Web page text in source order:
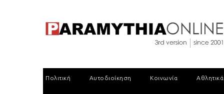
Πολιτική Αυτοδιοίκηση Κοινωνία Αθλητικά